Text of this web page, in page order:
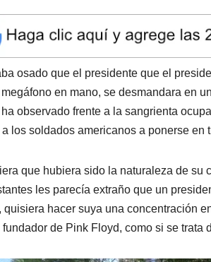
e
b
o
o
k
k
e
d
I
n
l
e
a
d
s
osado que el presidente que el
en mano, se desmandara en
observado frente a la sangrienta
los soldados americanos a ponerse
que hubiera sido la naturaleza de su
les parecía extraño que un
quisiera hacer suya una concentración
fundador de Pink Floyd, como si se trata